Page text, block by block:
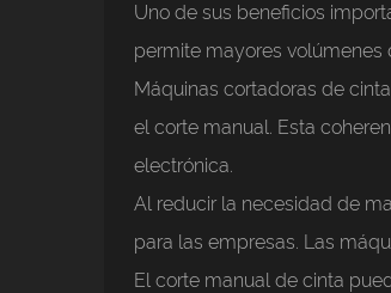
Uno de sus beneficios
permite mayores
Máquinas cortadoras de
el corte manual. Esta
electrónica.
Al reducir la necesidad de
para las empresas. Las
El corte manual de cinta